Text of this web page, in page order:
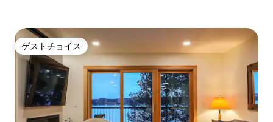
ゲストチョイス
ゲストチョイス